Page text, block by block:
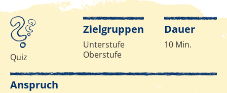
Infos zur Methode
Quiz
Zielgruppen
Unterstufe
Oberstufe
Dauer
10 Min.
Anspruch